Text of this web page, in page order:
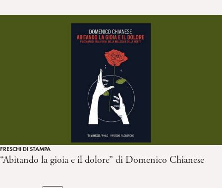
FRESCHI DI STAMPA
“Abitando la gioia e il dolore” di Domenico Chianese